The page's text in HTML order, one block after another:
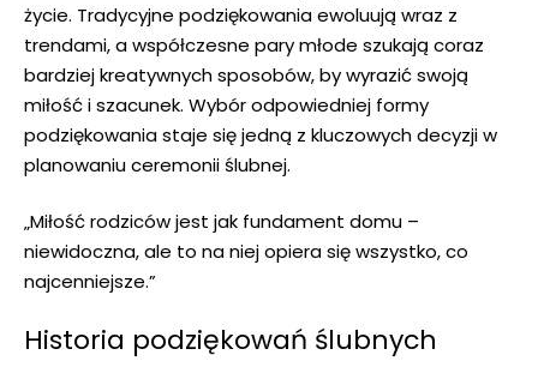
życie. Tradycyjne podziękowania ewoluują wraz z
trendami, a współczesne pary młode szukają coraz
bardziej kreatywnych sposobów, by wyrazić swoją
miłość i szacunek. Wybór odpowiedniej formy
podziękowania staje się jedną z kluczowych decyzji w
planowaniu ceremonii ślubnej.
„Miłość rodziców jest jak fundament domu –
niewidoczna, ale to na niej opiera się wszystko, co
najcenniejsze.”
Historia podziękowań ślubnych